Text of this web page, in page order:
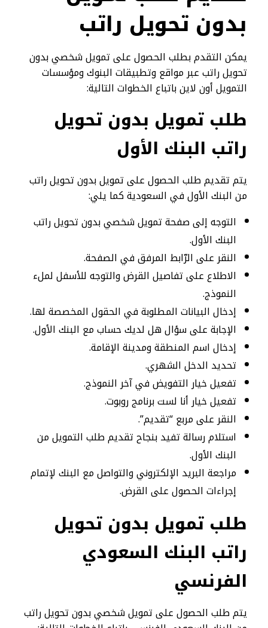
بدون تحويل راتب
يمكن التقدم بطلب الحصول على تمويل شخصي بدون
تحويل راتب عبر مواقع وتطبيقات البنوك ومؤسسات
التمويل أون لاين باتباع الخطوات التالية:
طلب تمويل بدون تحويل
راتب البنك الأول
يتم تقديم طلب الحصول على تمويل بدون تحويل راتب
من البنك الأول في السعودية كما يلي:
التوجه إلى صفحة تمويل شخصي بدون تحويل راتب
البنك الأول.
النقر على الرّابط المرفق في الصفحة.
الاطلاع على تفاصيل القرض والتوجه للأسفل لملء
النموذج.
إدخال البيانات المطلوبة في الحقول المخصصة لها.
الإجابة على سؤال هل لديك حساب مع البنك الأول.
إدخال اسم المنطقة ومدينة الإقامة.
تحديد الدخل الشهري.
تفعيل خيار التفويض في آخر النموذج.
تفعيل خيار أنا لست برنامج روبوت.
النقر على مربع “تقديم”.
استلام رسالة تفيد بنجاح تقديم طلب التمويل من
البنك الأول.
مراجعة البريد الإلكتروني والتواصل مع البنك لإتمام
إجراءات الحصول على القرض.
طلب تمويل بدون تحويل
راتب البنك السعودي
الفرنسي
يتم طلب الحصول على تمويل شخصي بدون تحويل راتب